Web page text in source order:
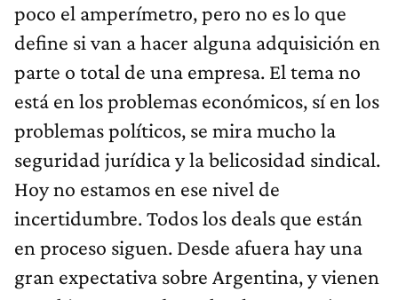
poco el amperímetro, pero no es lo que
define si van a hacer alguna adquisición en
parte o total de una empresa. El tema no
está en los problemas económicos, sí en los
problemas políticos, se mira mucho la
seguridad jurídica y la belicosidad sindical.
Hoy no estamos en ese nivel de
incertidumbre. Todos los deals que están
en proceso siguen. Desde afuera hay una
gran expectativa sobre Argentina, y vienen